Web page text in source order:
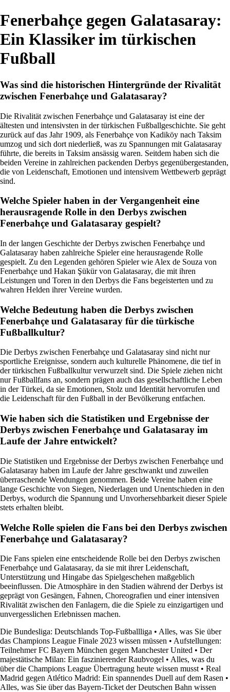
Fenerbahçe gegen Galatasaray:
Ein Klassiker im türkischen
Fußball
Was sind die historischen Hintergründe der Rivalität
zwischen Fenerbahçe und Galatasaray?
Die Rivalität zwischen Fenerbahçe und Galatasaray ist eine der
ältesten und intensivsten in der türkischen Fußballgeschichte. Sie geht
zurück auf das Jahr 1909, als Fenerbahçe von Kadiköy nach Taksim
umzog und sich dort niederließ, was zu Spannungen mit Galatasaray
führte, die bereits in Taksim ansässig waren. Seitdem haben sich die
beiden Vereine in zahlreichen packenden Derbys gegenübergestanden,
die von Leidenschaft, Emotionen und intensivem Wettbewerb geprägt
sind.
Welche Spieler haben in der Vergangenheit eine
herausragende Rolle in den Derbys zwischen
Fenerbahçe und Galatasaray gespielt?
In der langen Geschichte der Derbys zwischen Fenerbahçe und
Galatasaray haben zahlreiche Spieler eine herausragende Rolle
gespielt. Zu den Legenden gehören Spieler wie Alex de Souza von
Fenerbahçe und Hakan Şükür von Galatasaray, die mit ihren
Leistungen und Toren in den Derbys die Fans begeisterten und zu
wahren Helden ihrer Vereine wurden.
Welche Bedeutung haben die Derbys zwischen
Fenerbahçe und Galatasaray für die türkische
Fußballkultur?
Die Derbys zwischen Fenerbahçe und Galatasaray sind nicht nur
sportliche Ereignisse, sondern auch kulturelle Phänomene, die tief in
der türkischen Fußballkultur verwurzelt sind. Die Spiele ziehen nicht
nur Fußballfans an, sondern prägen auch das gesellschaftliche Leben
in der Türkei, da sie Emotionen, Stolz und Identität hervorrufen und
die Leidenschaft für den Fußball in der Bevölkerung entfachen.
Wie haben sich die Statistiken und Ergebnisse der
Derbys zwischen Fenerbahçe und Galatasaray im
Laufe der Jahre entwickelt?
Die Statistiken und Ergebnisse der Derbys zwischen Fenerbahçe und
Galatasaray haben im Laufe der Jahre geschwankt und zuweilen
überraschende Wendungen genommen. Beide Vereine haben eine
lange Geschichte von Siegen, Niederlagen und Unentschieden in den
Derbys, wodurch die Spannung und Unvorhersehbarkeit dieser Spiele
stets erhalten bleibt.
Welche Rolle spielen die Fans bei den Derbys zwischen
Fenerbahçe und Galatasaray?
Die Fans spielen eine entscheidende Rolle bei den Derbys zwischen
Fenerbahçe und Galatasaray, da sie mit ihrer Leidenschaft,
Unterstützung und Hingabe das Spielgeschehen maßgeblich
beeinflussen. Die Atmosphäre in den Stadien während der Derbys ist
geprägt von Gesängen, Fahnen, Choreografien und einer intensiven
Rivalität zwischen den Fanlagern, die die Spiele zu einzigartigen und
unvergesslichen Erlebnissen machen.
Die Bundesliga: Deutschlands Top-Fußballliga • Alles, was Sie über
das Champions League Finale 2023 wissen müssen • Aufstellungen:
Teilnehmer FC Bayern München gegen Manchester United • Der
majestätische Milan: Ein faszinierender Raubvogel • Alles, was du
über die Champions League Übertragung heute wissen musst • Real
Madrid gegen Atlético Madrid: Ein spannendes Duell auf dem Rasen •
Alles, was Sie über das Bayern-Ticket der Deutschen Bahn wissen